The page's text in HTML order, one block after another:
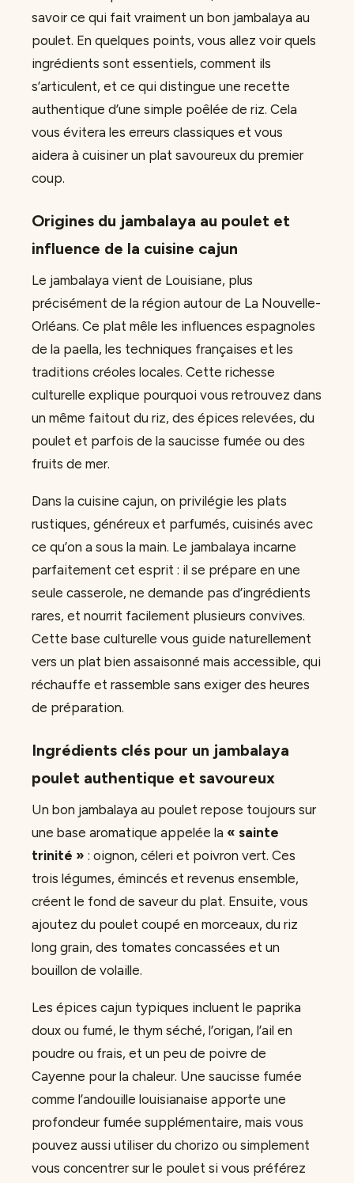
savoir ce qui fait vraiment un bon jambalaya au
poulet. En quelques points, vous allez voir quels
ingrédients sont essentiels, comment ils
s’articulent, et ce qui distingue une recette
authentique d’une simple poêlée de riz. Cela
vous évitera les erreurs classiques et vous
aidera à cuisiner un plat savoureux du premier
coup.
Origines du jambalaya au poulet et
influence de la cuisine cajun
Le jambalaya vient de Louisiane, plus
précisément de la région autour de La Nouvelle-
Orléans. Ce plat mêle les influences espagnoles
de la paella, les techniques françaises et les
traditions créoles locales. Cette richesse
culturelle explique pourquoi vous retrouvez dans
un même faitout du riz, des épices relevées, du
poulet et parfois de la saucisse fumée ou des
fruits de mer.
Dans la cuisine cajun, on privilégie les plats
rustiques, généreux et parfumés, cuisinés avec
ce qu’on a sous la main. Le jambalaya incarne
parfaitement cet esprit : il se prépare en une
seule casserole, ne demande pas d’ingrédients
rares, et nourrit facilement plusieurs convives.
Cette base culturelle vous guide naturellement
vers un plat bien assaisonné mais accessible, qui
réchauffe et rassemble sans exiger des heures
de préparation.
Ingrédients clés pour un jambalaya
poulet authentique et savoureux
Un bon jambalaya au poulet repose toujours sur
une base aromatique appelée la « sainte
trinité » : oignon, céleri et poivron vert. Ces
trois légumes, émincés et revenus ensemble,
créent le fond de saveur du plat. Ensuite, vous
ajoutez du poulet coupé en morceaux, du riz
long grain, des tomates concassées et un
bouillon de volaille.
Les épices cajun typiques incluent le paprika
doux ou fumé, le thym séché, l’origan, l’ail en
poudre ou frais, et un peu de poivre de
Cayenne pour la chaleur. Une saucisse fumée
comme l’andouille louisianaise apporte une
profondeur fumée supplémentaire, mais vous
pouvez aussi utiliser du chorizo ou simplement
vous concentrer sur le poulet si vous préférez